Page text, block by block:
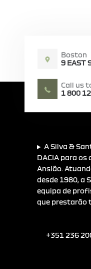
Boston
9 EAST
Call us
1 800
A Silva &
DACIA para os
Ansião.
desde 1980, a
equipa de
que prestarão
+351 236